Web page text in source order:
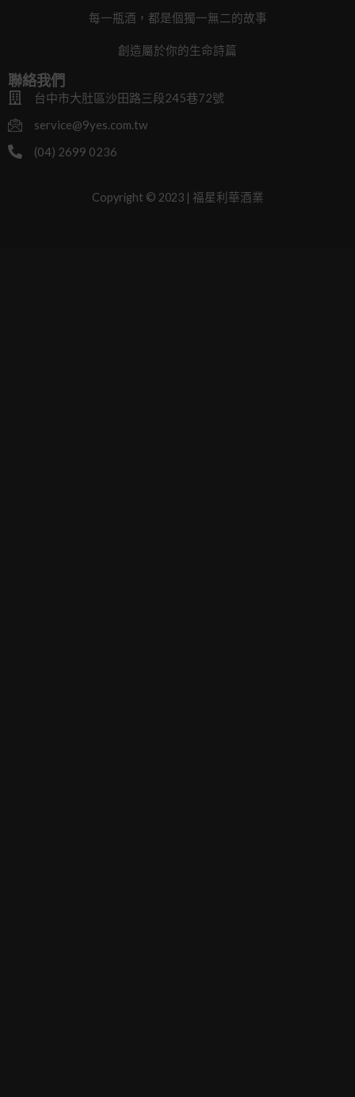
每一瓶酒，都是個獨一無二的故事
創造屬於你的生命詩篇
聯絡我們
台中市大肚區沙田路三段245巷72號
service@9yes.com.tw
(04) 2699 0236
Copyright © 2023 | 福星利華酒業